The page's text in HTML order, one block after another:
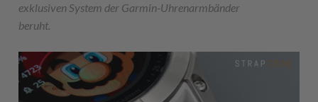
exklusiven System der Garmin-Uhrenarmbänder
beruht.